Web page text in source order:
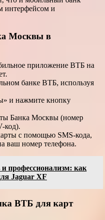
интерфейсом и
Москвы в
приложение ВТБ на
банке ВТБ, используя
и нажмите кнопку
Банка Москвы (номер
код).
с помощью SMS-кода,
ваш номер телефона.
профессионализм: как
Jaguar XF
ВТБ для карт